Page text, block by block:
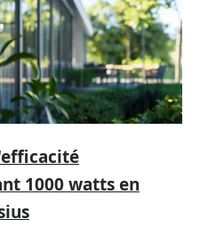
1000 watts en